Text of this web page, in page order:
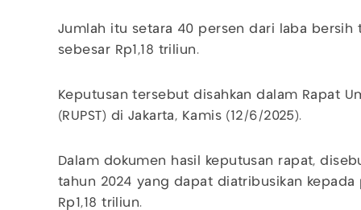
Jumlah itu setara 40 persen dari laba bersih
sebesar Rp1,18 triliun.
Keputusan tersebut disahkan dalam Rapat
(RUPST) di Jakarta, Kamis (12/6/2025).
Dalam dokumen hasil keputusan rapat,
tahun 2024 yang dapat diatribusikan
Rp1,18 triliun.